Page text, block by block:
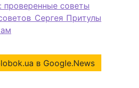
проверенные советы
Сергея Притулы
в Google.News